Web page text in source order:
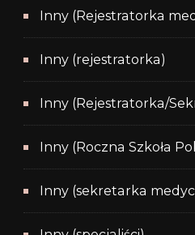
Inny (Rejestratorka
Inny (rejestratorka)
Inny (Rejestratorka/
Inny (Roczna Szkoła
Inny (sekretarka